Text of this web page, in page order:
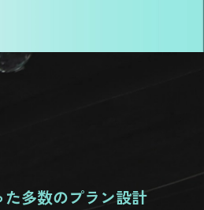
た多数のプラン設計